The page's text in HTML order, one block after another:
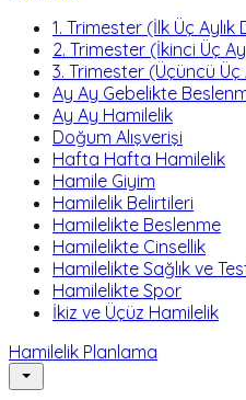
1. Trimester (İlk Üç Aylık
2. Trimester (İkinci Üç
3. Trimester (Üçüncü Üç
Ay Ay Gebelikte
Ay Ay Hamilelik
Doğum Alışverişi
Hafta Hafta Hamilelik
Hamile Giyim
Hamilelik Belirtileri
Hamilelikte Beslenme
Hamilelikte Cinsellik
Hamilelikte Sağlık ve
Hamilelikte Spor
İkiz ve Üçüz Hamilelik
Hamilelik Planlama